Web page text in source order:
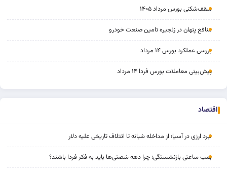
سقف‌شکنی بورس مرداد ۱۴۰۵
منافع پنهان در زنجیره تامین صنعت خودرو
بررسی عملکرد بورس ۱۴ مرداد
پیش‌بینی معاملات بورس فردا ۱۴ مرداد
اقتصاد
نبرد ارزی در آسیا؛ از مداخله‌ شبانه تا ائتلاف تاریخی علیه دلار
بمب ساعتی بازنشستگی؛ چرا دهه شصتی‌ها باید به فکر فردا باشند؟